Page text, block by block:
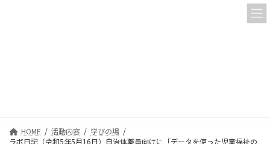
プ
動
HOME 活動内容
学びの場
ラボ日記（令和5年5月16日）自治体職員向けに「データを使った児童福祉の